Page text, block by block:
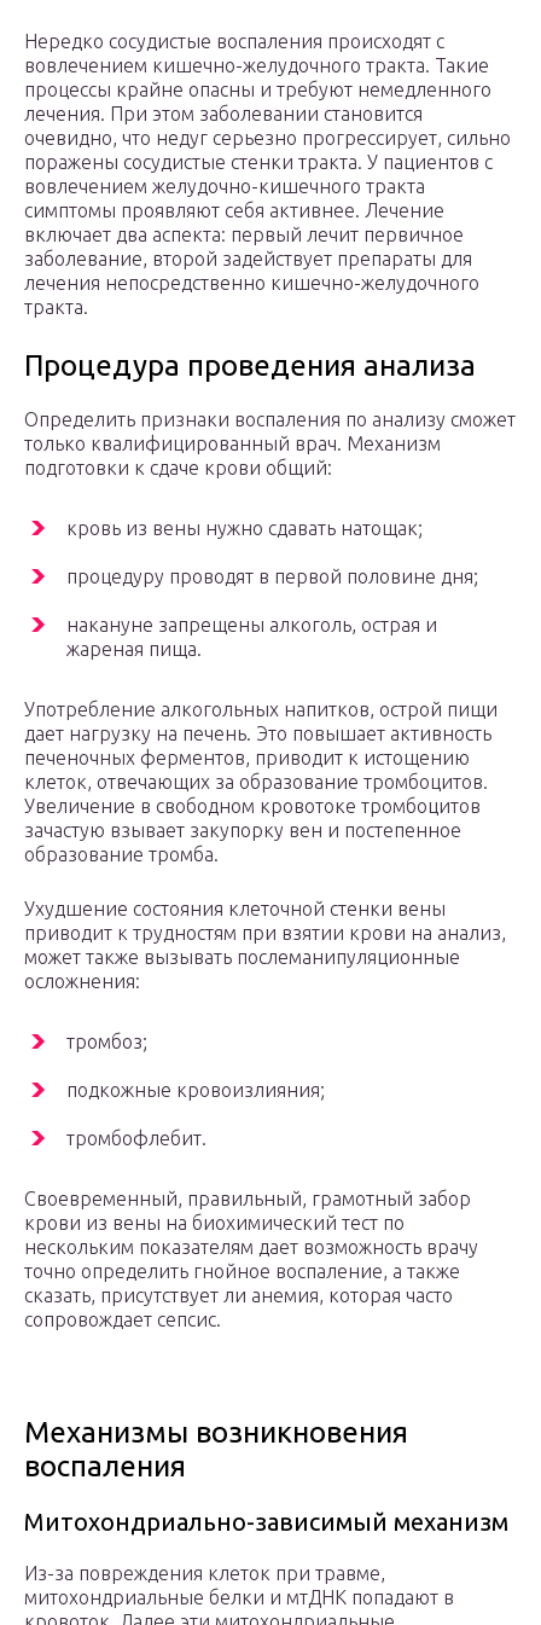
Нередко сосудистые воспаления происходят с
вовлечением кишечно-желудочного тракта. Такие
процессы крайне опасны и требуют немедленного
лечения. При этом заболевании становится
очевидно, что недуг серьезно прогрессирует, сильно
поражены сосудистые стенки тракта. У пациентов с
вовлечением желудочно-кишечного тракта
симптомы проявляют себя активнее. Лечение
включает два аспекта: первый лечит первичное
заболевание, второй задействует препараты для
лечения непосредственно кишечно-желудочного
тракта.
Процедура проведения анализа
Определить признаки воспаления по анализу сможет
только квалифицированный врач. Механизм
подготовки к сдаче крови общий:
кровь из вены нужно сдавать натощак;
процедуру проводят в первой половине дня;
накануне запрещены алкоголь, острая и
жареная пища.
Употребление алкогольных напитков, острой пищи
дает нагрузку на печень. Это повышает активность
печеночных ферментов, приводит к истощению
клеток, отвечающих за образование тромбоцитов.
Увеличение в свободном кровотоке тромбоцитов
зачастую взывает закупорку вен и постепенное
образование тромба.
Ухудшение состояния клеточной стенки вены
приводит к трудностям при взятии крови на анализ,
может также вызывать послеманипуляционные
осложнения:
тромбоз;
подкожные кровоизлияния;
тромбофлебит.
Своевременный, правильный, грамотный забор
крови из вены на биохимический тест по
нескольким показателям дает возможность врачу
точно определить гнойное воспаление, а также
сказать, присутствует ли анемия, которая часто
сопровождает сепсис.
Механизмы возникновения
воспаления
Митохондриально-зависимый механизм
Из-за повреждения клеток при травме,
митохондриальные белки и мтДНК попадают в